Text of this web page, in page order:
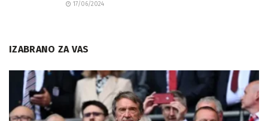
17/06/2024
IZABRANO ZA VAS